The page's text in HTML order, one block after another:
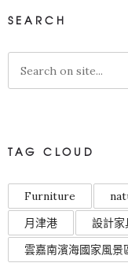
SEARCH
TAG CLOUD
Furniture
月津港
設計家
雲嘉南濱海國家風景